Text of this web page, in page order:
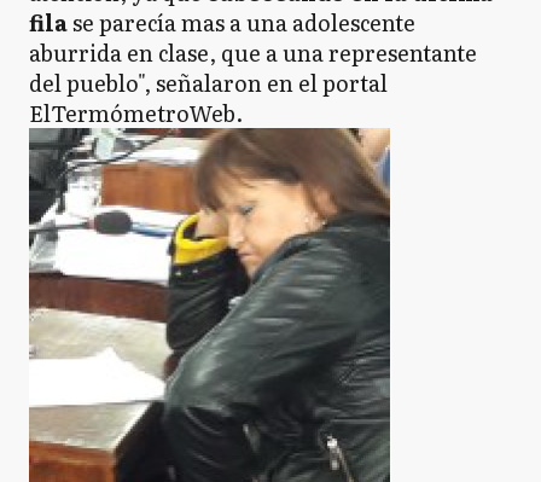
filase parecía mas a una adolescente
aburrida en clase, que a una representante
del pueblo", señalaron en el portal
ElTermómetroWeb.